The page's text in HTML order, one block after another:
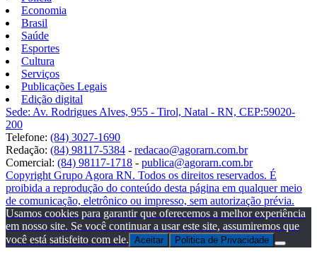
Economia
Brasil
Saúde
Esportes
Cultura
Serviços
Publicações Legais
Edição digital
Sede: Av. Rodrigues Alves, 955 - Tirol, Natal - RN, CEP:59020-
200
Telefone: (84) 3027-1690
Redação: (84) 98117-5384 - redacao@agorarn.com.br
Comercial: (84) 98117-1718 - publica@agorarn.com.br
Copyright Grupo Agora RN. Todos os direitos reservados. É
proibida a reprodução do conteúdo desta página em qualquer meio
de comunicação, eletrônico ou impresso, sem autorização prévia.
Usamos cookies para garantir que oferecemos a melhor experiência
em nosso site. Se você continuar a usar este site, assumiremos que
você está satisfeito com ele. Aceitar Politica de Privacidade